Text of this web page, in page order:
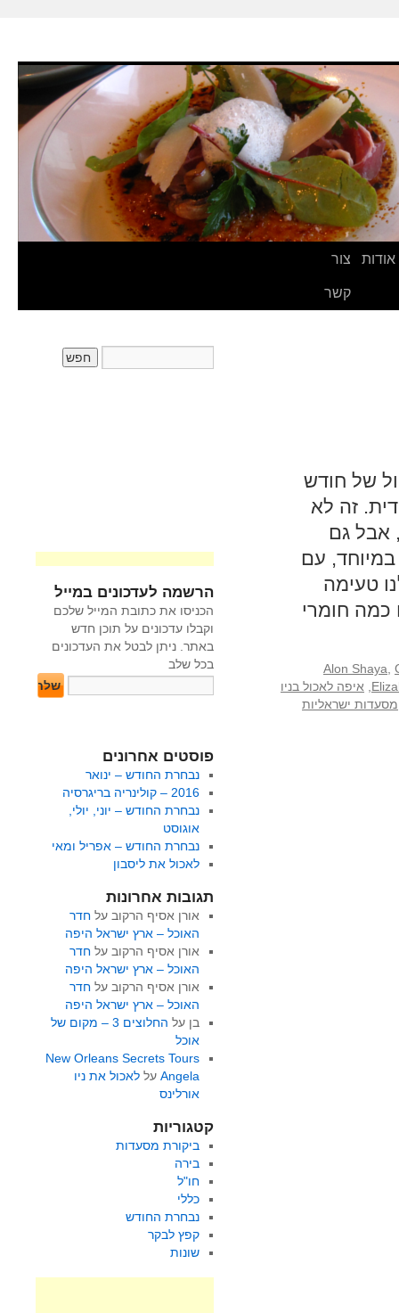
אודות צור
קשר
של חודש
זה לא
אבל גם
במיוחד, עם
טעימה
כמה חומרי
Alon Shaya
איפה לאכול בניו
מסעדות ישראליות
הרשמה לעדכונים במייל
הכניסו את כתובת המייל שלכם
וקבלו עדכונים על תוכן חדש
באתר. ניתן לבטל את העדכונים
בכל שלב
פוסטים אחרונים
נבחרת החודש – ינואר
2016 – קולינריה בריגרסיה
נבחרת החודש – יוני, יולי,
אוגוסט
נבחרת החודש – אפריל ומאי
לאכול את ליסבון
תגובות אחרונות
אורן אסיף הרקוב על חדר
האוכל – ארץ ישראל היפה
אורן אסיף הרקוב על חדר
האוכל – ארץ ישראל היפה
אורן אסיף הרקוב על חדר
האוכל – ארץ ישראל היפה
בן על
החלוצים 3 – מקום של
אוכל
New Orleans Secrets Tours
Angelaעל לאכול את ניו
אורלינס
קטגוריות
ביקורת מסעדות
בירה
חו"ל
כללי
נבחרת החודש
קפץ לבקר
שונות